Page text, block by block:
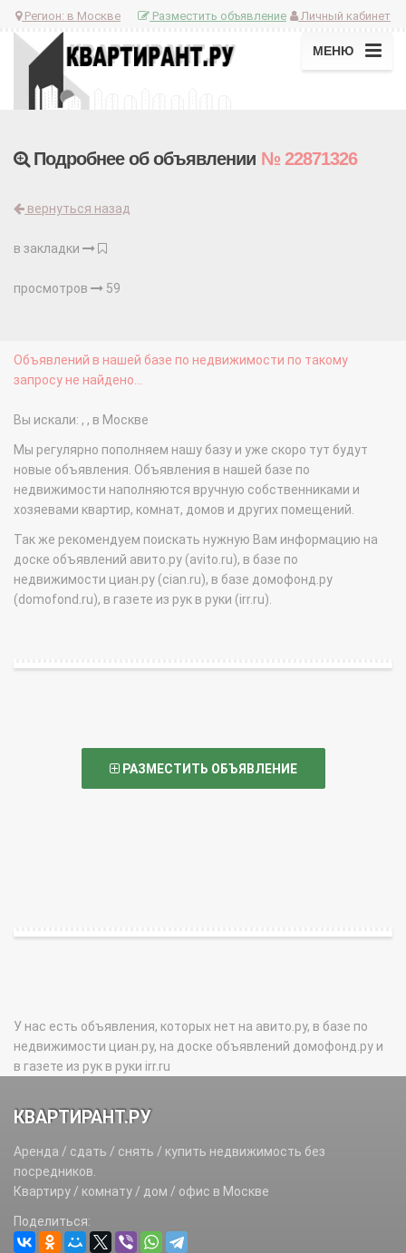
Регион: в Москве Личный кабинет
Разместить объявление
МЕНЮ
Подробнее об объявлении № 22871326
вернуться назад
в закладки
просмотров 59
Объявлений в нашей базе по недвижимости по такому
запросу не найдено...
Вы искали: , , в Москве
Мы регулярно пополняем нашу базу и уже скоро тут будут
новые объявления. Объявления в нашей базе по
недвижимости наполняются вручную собственниками и
хозяевами квартир, комнат, домов и других помещений.
Так же рекомендуем поискать нужную Вам информацию на
доске объявлений авито.ру (avito.ru), в базе по
недвижимости циан.ру (cian.ru), в базе домофонд.ру
(domofond.ru), в газете из рук в руки (irr.ru).
РАЗМЕСТИТЬ ОБЪЯВЛЕНИЕ
У нас есть объявления, которых нет на авито.ру, в базе по
недвижимости циан.ру, на доске объявлений домофонд.ру и
в газете из рук в руки irr.ru
КВАРТИРАНТ.РУ
Аренда / сдать / снять / купить недвижимость без
посредников.
Квартиру / комнату / дом / офис в Москве
Поделиться: